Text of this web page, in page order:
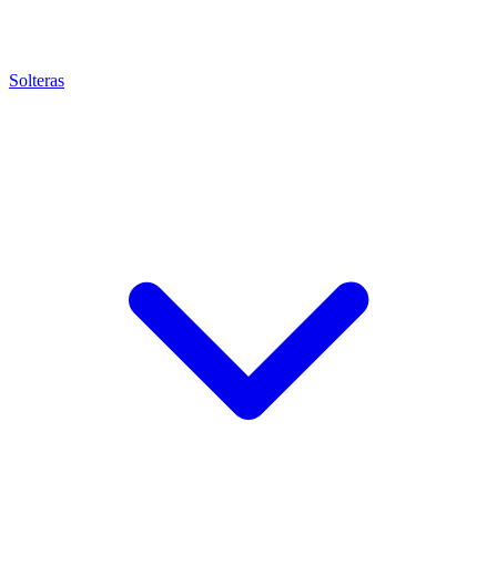
Solteras